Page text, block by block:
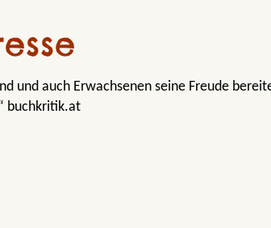
und auch Erwachsenen seine Freude
buchkritik.at